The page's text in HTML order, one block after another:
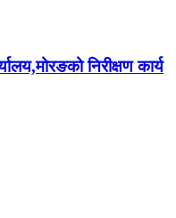
निरीक्षण कार्य